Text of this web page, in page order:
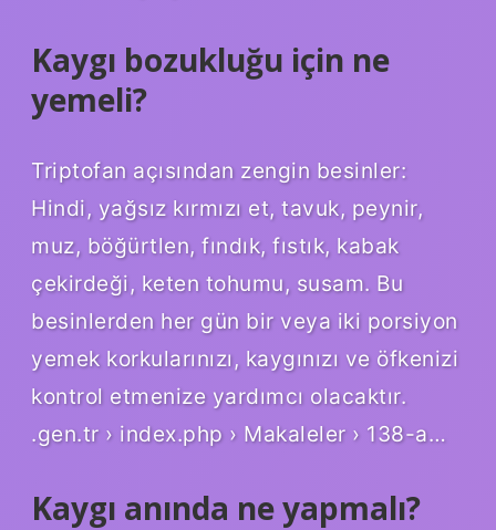
Kaygı bozukluğu için ne
yemeli?
Triptofan açısından zengin besinler:
Hindi, yağsız kırmızı et, tavuk, peynir,
muz, böğürtlen, fındık, fıstık, kabak
çekirdeği, keten tohumu, susam. Bu
besinlerden her gün bir veya iki porsiyon
yemek korkularınızı, kaygınızı ve öfkenizi
kontrol etmenize yardımcı olacaktır.
.gen.tr › index.php › Makaleler › 138-a…
Kaygı anında ne yapmalı?